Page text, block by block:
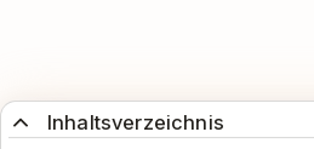
Inhaltsverzeichnis